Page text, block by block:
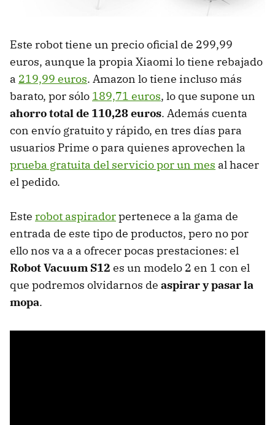
Este robot tiene un precio oficial de 299,99
euros, aunque la propia Xiaomi lo tiene rebajado
a 219,99 euros. Amazon lo tiene incluso más
barato, por sólo 189,71 euros, lo que supone un
ahorro total de 110,28 euros. Además cuenta
con envío gratuito y rápido, en tres días para
usuarios Prime o para quienes aprovechen la
prueba gratuita del servicio por un mes al hacer
el pedido.
Este robot aspiradorpertenece a la gama de
entrada de este tipo de productos, pero no por
ello nos va a a ofrecer pocas prestaciones: el
Robot Vacuum S12 es un modelo 2 en 1 con el
que podremos olvidarnos de aspirar y pasar la
mopa.